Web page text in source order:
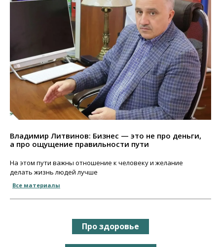
Владимир Литвинов: Бизнес — это не про деньги,
а про ощущение правильности пути
На этом пути важны отношение к человеку и желание
делать жизнь людей лучше
Все материалы
Про здоровье